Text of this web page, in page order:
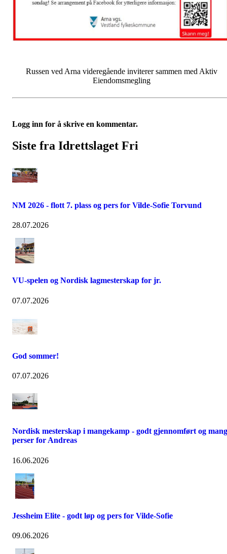
Russen ved Arna videregående inviterer sammen med Aktiv
Eiendomsmegling
Logg inn for å skrive en kommentar.
Siste fra Idrettslaget Fri
NM 2026 - flott 7. plass og pers for Vilde-Sofie Torvund
28.07.2026
VU-spelen og Nordisk lagmesterskap for jr.
07.07.2026
God sommer!
07.07.2026
Nordisk mesterskap i mangekamp - godt gjennomført og
perser for Andreas
16.06.2026
Jessheim Elite - godt løp og pers for Vilde-Sofie
09.06.2026